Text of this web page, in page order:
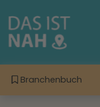
Branchenbuch